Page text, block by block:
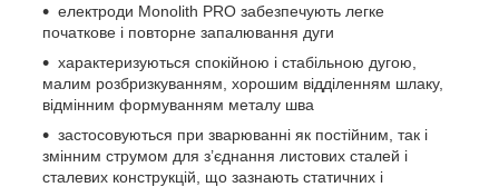
електроди Моnolith PRO забезпечують легке
початкове і повторне запалювання дуги
характеризуються спокійною і стабільною дугою,
малим розбризкуванням, хорошим відділенням шлаку,
відмінним формуванням металу шва
застосовуються при зварюванні як постійним, так і
змінним струмом для з’єднання листових сталей і
сталевих конструкцій, що зазнають статичних і